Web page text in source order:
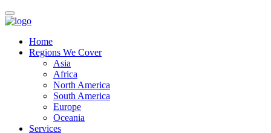
Home
Regions We Cover
Asia
Africa
North America
South America
Europe
Oceania
Services